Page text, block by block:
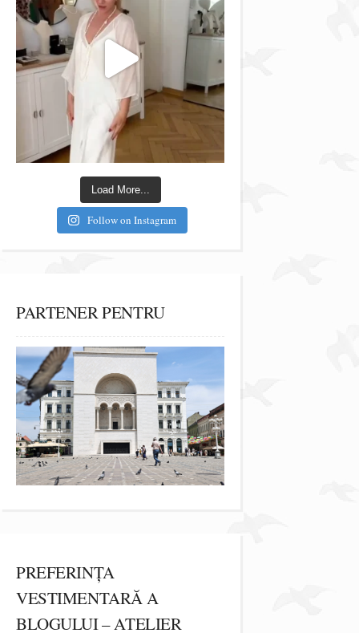
Load More...
Follow on Instagram
PARTENER PENTRU
PREFERINȚA
VESTIMENTARĂ A
BLOGULUI – ATELIER